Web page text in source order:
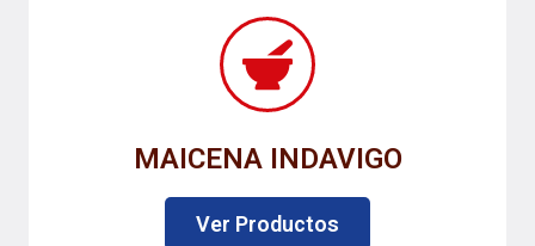
MAICENA INDAVIGO
Ver Productos